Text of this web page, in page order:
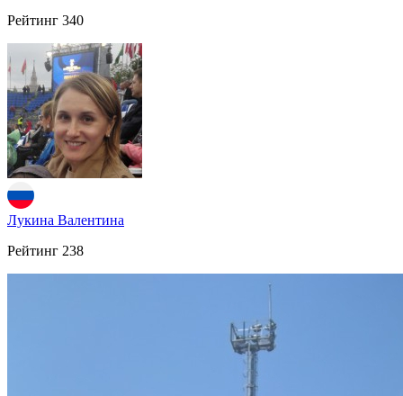
Рейтинг 340
Лукина Валентина
Рейтинг 238